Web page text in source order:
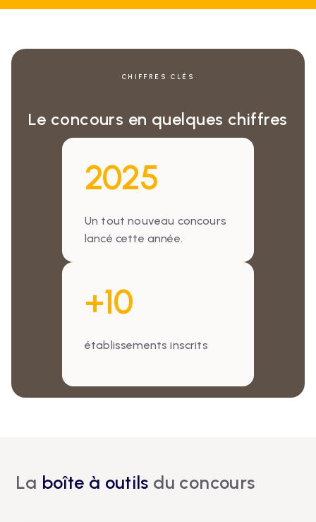
CHIFFRES CLÉS
Le concours en quelques chiffres
2025
Un tout nouveau concours
lancé cette année.
+10
établissements inscrits
La boîte à outils du concours